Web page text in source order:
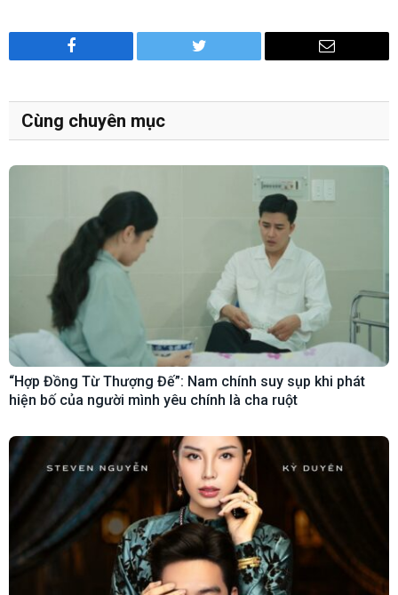
Facebook Twitter Email
Cùng chuyên mục
“Hợp Đồng Từ Thượng Đế”: Nam chính suy sụp khi phát
hiện bố của người mình yêu chính là cha ruột